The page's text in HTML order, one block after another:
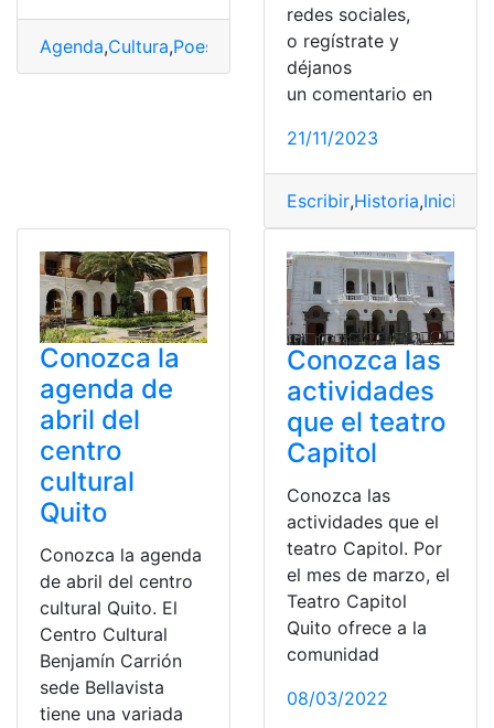
Agenda,Cultura,Poesía teatro
redes sociales,
o regístrate y
déjanos
un comentario en
21/11/2023
Escribir,Historia,Inicio
Conozca la
agenda de
abril del
centro
cultural
Quito
Conozca la agenda
de abril del centro
cultural Quito. El
Centro Cultural
Benjamín Carrión
sede Bellavista
tiene una variada
Conozca las
actividades
que el teatro
Capitol
Conozca las
actividades que el
teatro Capitol. Por
el mes de marzo, el
Teatro Capitol
Quito ofrece a la
comunidad
08/03/2022